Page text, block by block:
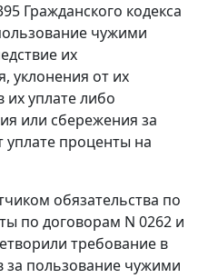
Гражданского кодекса
чужими
их
уклонения от их
их уплате либо
или сбережения за
уплате проценты на
обязательства по
по договорам N 0262 и
требование в
за пользование чужими